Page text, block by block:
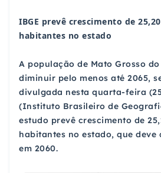
IBGE prevê crescimento de
habitantes no estado
A população de Mato Grosso
diminuir pelo menos até 2065,
divulgada nesta quarta-feira
(Instituto Brasileiro de
estudo prevê crescimento de
habitantes no estado, que deve
em 2060.